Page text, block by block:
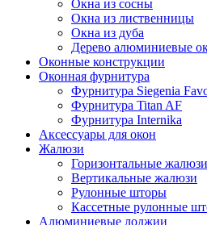
Окна из сосны
Окна из лиственницы
Окна из дуба
Дерево алюминиевые
Оконные конструкции
Оконная фурнитура
Фурнитура Siegenia
Фурнитура Titan AF
Фурнитура Internika
Аксессуары для окон
Жалюзи
Горизонтальные жалюзи
Вертикальные жалюзи
Рулонные шторы
Кассетные рулонные
Алюминиевые лоджии